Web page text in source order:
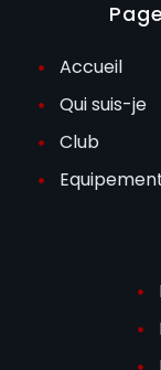
Accueil
Qui suis-je
Club